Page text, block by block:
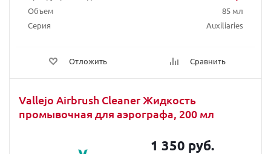
Объем
85 мл
Серия
Auxiliaries
Отложить Сравнить
Vallejo Airbrush Cleaner Жидкость
промывочная для аэрографа, 200 мл
1 350 руб.